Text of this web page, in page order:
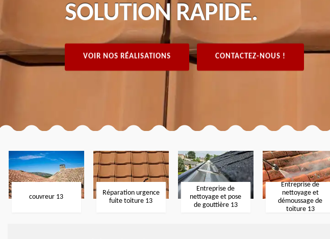
SOLUTION RAPIDE.
VOIR NOS RÉALISATIONS CONTACTEZ-NOUS !
couvreur 13
Réparation urgence
fuite toiture 13
Entreprise de
nettoyage et pose
de gouttière 13
Entreprise de
nettoyage et
démoussage de
toiture 13